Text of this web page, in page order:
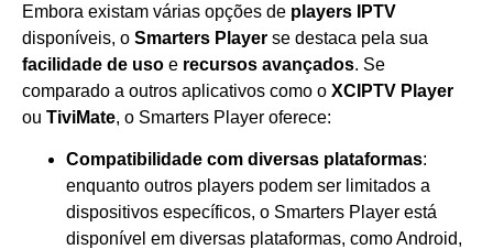
Embora existam várias opções de players IPTV
disponíveis, o Smarters Player se destaca pela sua
facilidade de uso e recursos avançados. Se
comparado a outros aplicativos como o XCIPTV Player
ou TiviMate, o Smarters Player oferece:
Compatibilidade com diversas plataformas:
enquanto outros players podem ser limitados a
dispositivos específicos, o Smarters Player está
disponível em diversas plataformas, como Android,